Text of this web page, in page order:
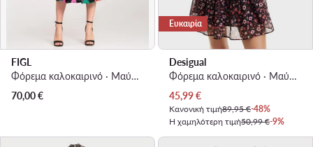
FIGL
Φόρεμα καλοκαιρινό · Μαύρο · Midi
70,00€
Ευκαιρία
Desigual
Φόρεμα καλοκαιρινό · Μαύρο · Mini
Τρέχουσα τιμή
45,99€
Κανονική τιμή89,95 €-48%
Η χαμηλότερη τιμή50,99 €-9%